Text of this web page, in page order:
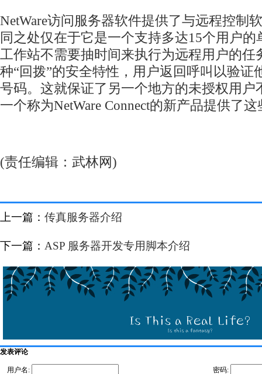
NetWare访问服务器软件提供了与远程控制
同之处仅在于它是一个支持多达15个用户
工作站不需要抽时间来执行为远程用户的任
种“回拨”的安全特性，用户返回呼叫以验证
号码。这就保证了另一个地方的未授权用户
一个称为NetWare Connect的新产品提供了
(责任编辑：武林网)
上一篇： 传真服务器介绍
下一篇： ASP 服务器开发专用脚本介绍
发表评论
用户名:
密码: